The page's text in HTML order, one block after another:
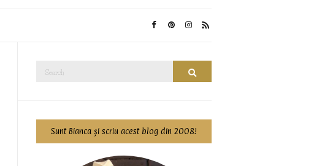
Search
Search
Sunt Bianca și scriu acest blog din 2008!